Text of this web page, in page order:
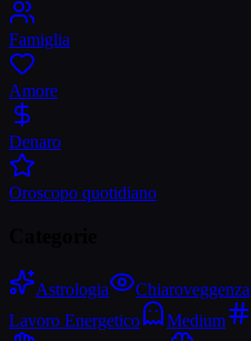
Famiglia
Amore
Denaro
Oroscopo quotidiano
Astrologia Chiaroveggenza
Lavoro Energetico
Medium